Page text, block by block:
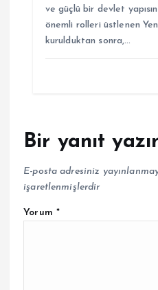
ve güçlü bir devlet
önemli rolleri üstlenen
kurulduktan sonra,…
Bir yanıt
E-posta adresiniz
işaretlenmişlerdir
Yorum *